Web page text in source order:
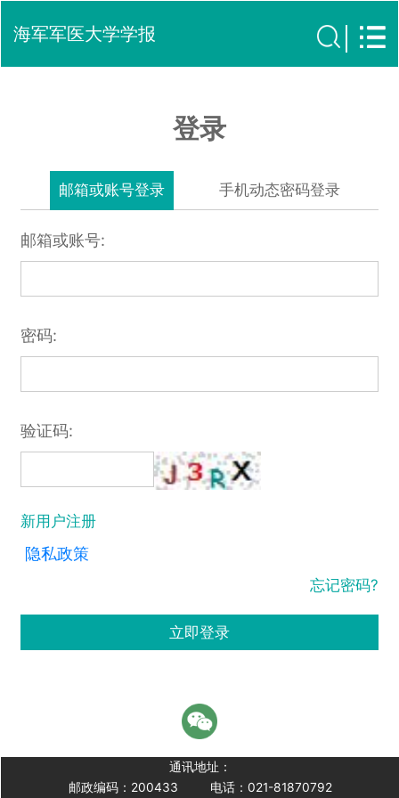
海军军医大学学报
登录
邮箱或账号登录 手机动态密码登录
邮箱或账号:
密码:
验证码:
新用户注册
隐私政策
忘记密码?
立即登录
通讯地址：
邮政编码：200433
电话：021-81870792